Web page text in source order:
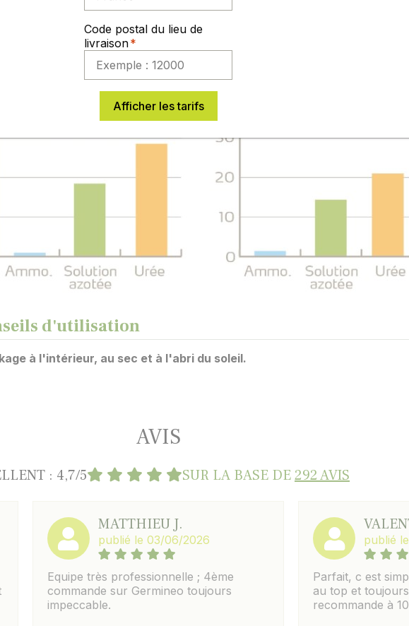
d'aide au choix des formes d'azote
par volatilisation ammoniacale varient fortement selon le type
and crop N use efficience).
d'utilisation
à l'intérieur, au sec et à l'abri du soleil.
AVIS
: 4,7/5 SUR LA BASE DE292 AVIS
MATTHIEU J.
publié le 03/06/2026
Equipe très professionnelle ; 4ème
commande sur Germineo toujours
impeccable.
publié
Parfait, c est
au top et
recommande à
Code postal du lieu de
livraison
Afficher les tarifs